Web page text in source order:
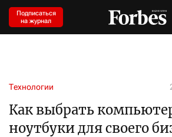
Подписаться
на журнал
Технологии
Как выбрать
ноутбуки для своего